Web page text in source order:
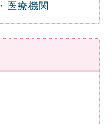
医療機関